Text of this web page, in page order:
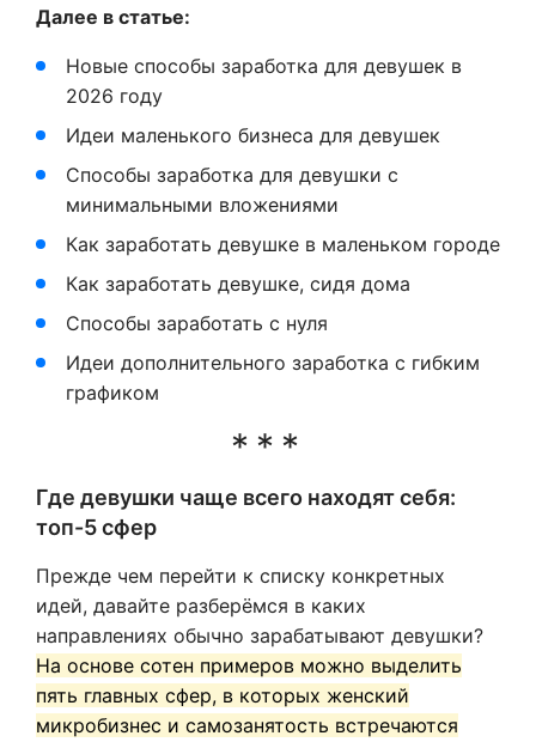
Далее в статье:
Новые способы заработка для девушек в
2026 году
Идеи маленького бизнеса для девушек
Способы заработка для девушки с
минимальными вложениями
Как заработать девушке в маленьком городе
Как заработать девушке, сидя дома
Способы заработать с нуля
Идеи дополнительного заработка с гибким
графиком
Где девушки чаще всего находят себя:
топ-5 сфер
Прежде чем перейти к списку конкретных
идей, давайте разберёмся в каких
направлениях обычно зарабатывают девушки?
На основе сотен примеров можно выделить
пять главных сфер, в которых женский
микробизнес и самозанятость встречаются